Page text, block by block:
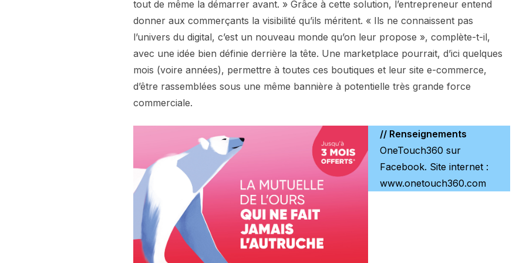
tout de même la démarrer avant. » Grâce à cette solution, l’entrepreneur entend
donner aux commerçants la visibilité qu’ils méritent. « Ils ne connaissent pas
l’univers du digital, c’est un nouveau monde qu’on leur propose », complète-t-il,
avec une idée bien définie derrière la tête. Une marketplace pourrait, d’ici quelques
mois (voire années), permettre à toutes ces boutiques et leur site e-commerce,
d’être rassemblées sous une même bannière à potentielle très grande force
commerciale.
// Renseignements
OneTouch360 sur
Facebook. Site internet :
www.onetouch360.com